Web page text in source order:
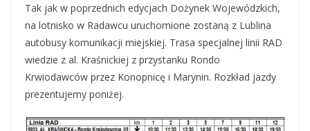
Tak jak w poprzednich edycjach Dożynek Wojewódzkich,
na lotnisko w Radawcu uruchomione zostaną z Lublina
autobusy komunikacji miejskiej. Trasa specjalnej linii RAD
wiedzie z al. Kraśnickiej z przystanku Rondo
Krwiodawców przez Konopnicę i Marynin. Rozkład jazdy
prezentujemy poniżej.